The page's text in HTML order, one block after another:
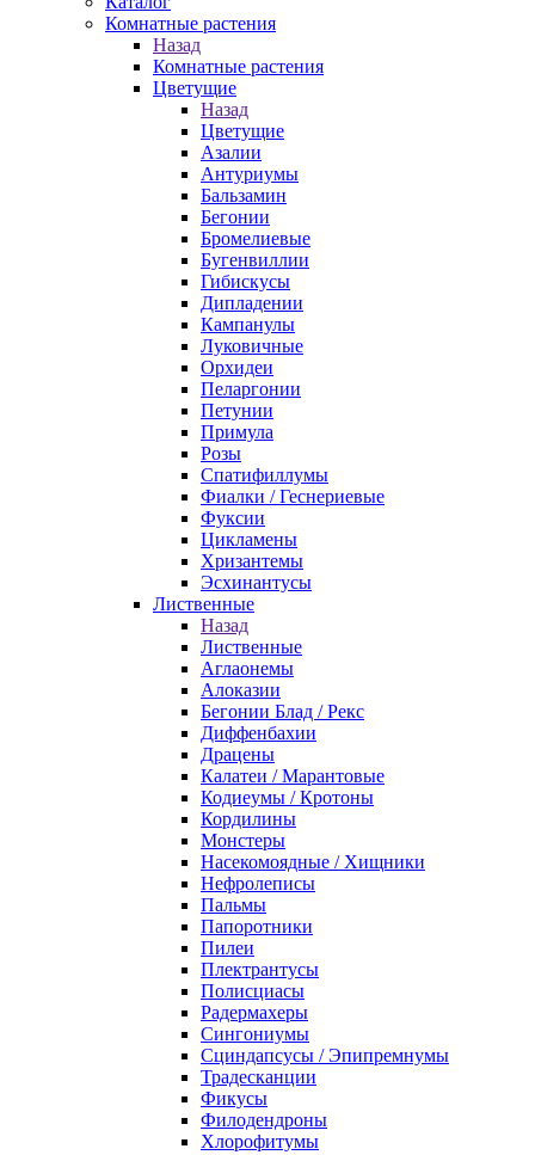
Комнатные растения
Назад
Комнатные растения
Цветущие
Назад
Цветущие
Азалии
Антуриумы
Бальзамин
Бегонии
Бромелиевые
Бугенвиллии
Гибискусы
Дипладении
Кампанулы
Луковичные
Орхидеи
Пеларгонии
Петунии
Примула
Розы
Спатифиллумы
Фиалки / Геснериевые
Фуксии
Цикламены
Хризантемы
Эсхинантусы
Лиственные
Назад
Лиственные
Аглаонемы
Алоказии
Бегонии Блад / Рекс
Диффенбахии
Драцены
Калатеи / Марантовые
Кодиеумы / Кротоны
Кордилины
Монстеры
Насекомоядные / Хищники
Нефролеписы
Пальмы
Папоротники
Пилеи
Плектрантусы
Полисциасы
Радермахеры
Сингониумы
Сциндапсусы / Эпипремнумы
Традесканции
Фикусы
Филодендроны
Хлорофитумы